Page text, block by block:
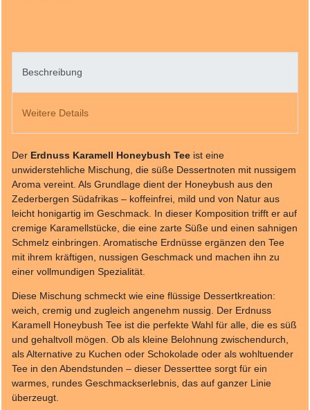
Beschreibung
Weitere Details
Der Erdnuss Karamell Honeybush Tee ist eine
unwiderstehliche Mischung, die süße Dessertnoten mit nussigem
Aroma vereint. Als Grundlage dient der Honeybush aus den
Zederbergen Südafrikas – koffeinfrei, mild und von Natur aus
leicht honigartig im Geschmack. In dieser Komposition trifft er auf
cremige Karamellstücke, die eine zarte Süße und einen sahnigen
Schmelz einbringen. Aromatische Erdnüsse ergänzen den Tee
mit ihrem kräftigen, nussigen Geschmack und machen ihn zu
einer vollmundigen Spezialität.
Diese Mischung schmeckt wie eine flüssige Dessertkreation:
weich, cremig und zugleich angenehm nussig. Der Erdnuss
Karamell Honeybush Tee ist die perfekte Wahl für alle, die es süß
und gehaltvoll mögen. Ob als kleine Belohnung zwischendurch,
als Alternative zu Kuchen oder Schokolade oder als wohltuender
Tee in den Abendstunden – dieser Desserttee sorgt für ein
warmes, rundes Geschmackserlebnis, das auf ganzer Linie
überzeugt.